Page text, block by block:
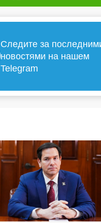
Следите за
новостями на нашем
Telegram